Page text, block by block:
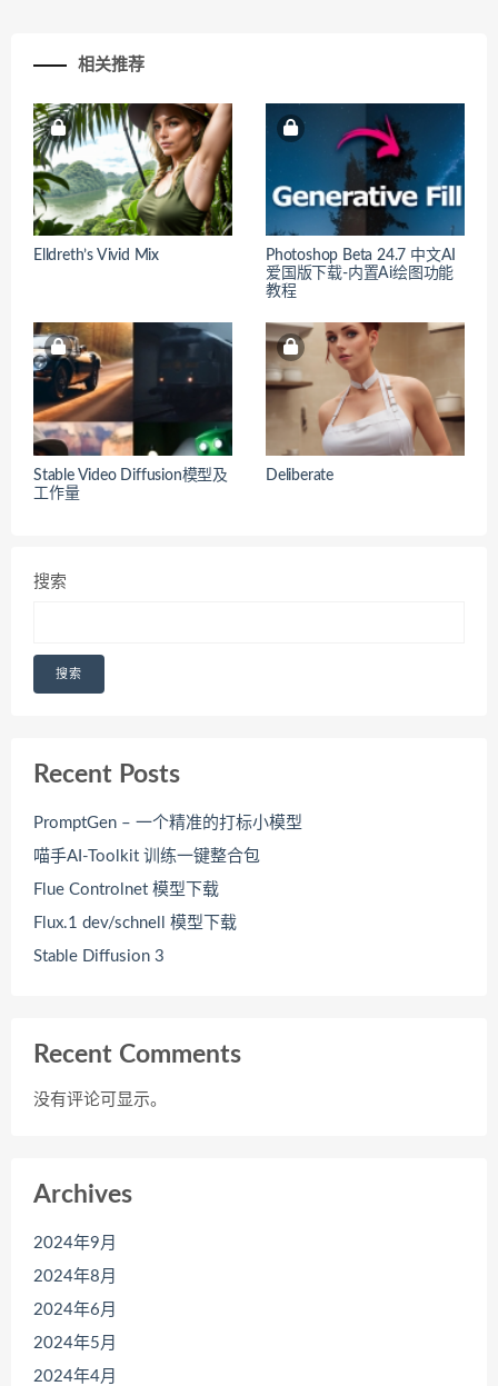
相关推荐
Elldreth’s Vivid Mix
Photoshop Beta 24.7 中文AI
爱国版下载-内置Ai绘图功能
教程
Stable Video Diffusion模型及
工作量
Deliberate
搜索
搜索
Recent Posts
PromptGen – 一个精准的打标小模型
喵手AI-Toolkit 训练一键整合包
Flue Controlnet 模型下载
Flux.1 dev/schnell 模型下载
Stable Diffusion 3
Recent Comments
没有评论可显示。
Archives
2024年9月
2024年8月
2024年6月
2024年5月
2024年4月